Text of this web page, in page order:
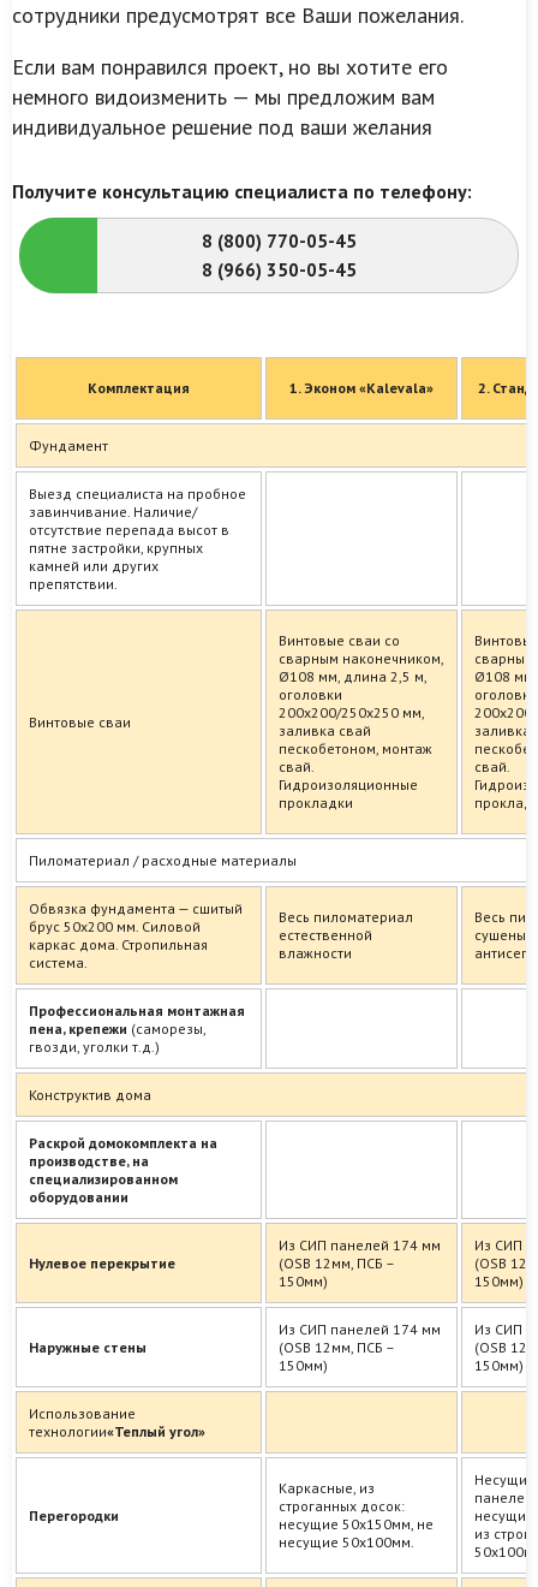
сотрудники предусмотрят все Ваши пожелания.
Если вам понравился проект, но вы хотите его
немного видоизменить — мы предложим вам
индивидуальное решение под ваши желания
Получите консультацию специалиста по телефону:
8 (800) 770-05-45
8 (966) 350-05-45
Комплектация 1. Эконом «Kalevala» 2.
Фундамент
Выезд специалиста на пробное
завинчивание. Наличие/
отсутствие перепада высот в
пятне застройки, крупных
камней или других
препятствии.
Винтовые сваи
Винтовые сваи со
сварным наконечником,
Ø108 мм, длина 2,5 м,
оголовки
200х200/250х250 мм,
заливка свай
пескобетоном, монтаж
свай.
Гидроизоляционные
прокладки
сварным
Ø108
оголовки
заливка
свай.
Пиломатериал / расходные материалы
Обвязка фундамента — сшитый
брус 50х200 мм. Силовой
каркас дома. Стропильная
система.
Весь пиломатериал
естественной
влажности
Весь
сушеный
Профессиональная монтажная
пена, крепежи (саморезы,
гвозди, уголки т.д.)
Конструктив дома
Раскрой домокомплекта на
производстве, на
специализированном
оборудовании
Нулевое перекрытие
Из СИП панелей 174 мм
(OSB 12мм, ПСБ –
150мм)
Из СИП
(OSB
150мм)
Наружные стены
Из СИП панелей 174 мм
(OSB 12мм, ПСБ –
150мм)
Из СИП
(OSB
150мм)
Использование
технологии«Теплый угол»
Перегородки
Каркасные, из
строганных досок:
несущие 50х150мм, не
несущие 50х100мм.
панелей
несущие
из